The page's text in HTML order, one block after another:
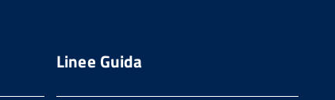
Linee Guida